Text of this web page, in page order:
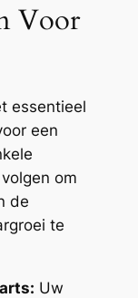
Voor
essentieel
een
om
de
te
Uw